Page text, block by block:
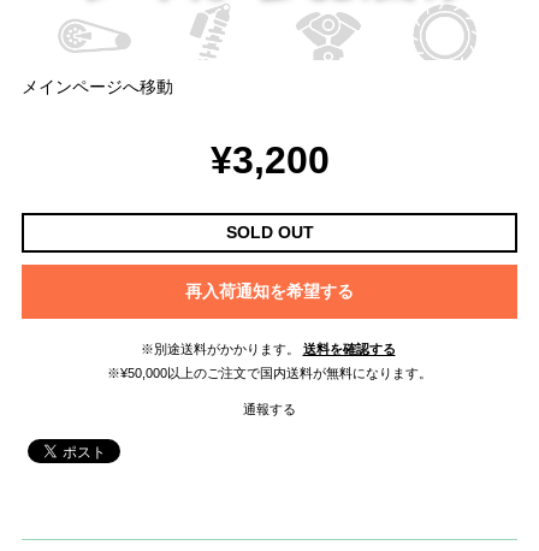
メインページへ移動
¥3,200
SOLD OUT
再入荷通知を希望する
※別途送料がかかります。
送料を確認する
※¥50,000以上のご注文で国内送料が無料になります。
通報する